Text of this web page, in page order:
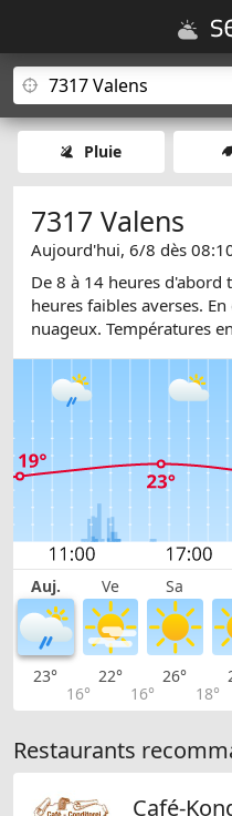
Pluie
7317 Valens
Aujourd'hui, 6/8 dès
De 8 à 14 heures d'abord
heures faibles averses.
nuageux. Températures
Auj. Ve Sa
23°
16°
22°
16°
26°
18°
Restaurants
Café-